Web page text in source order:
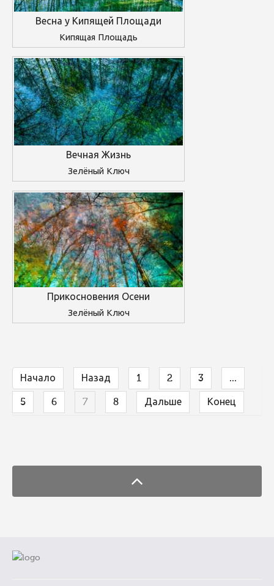
Весна у Кипящей Площади
Кипящая Площадь
Вечная Жизнь
Зелёный Ключ
Прикосновения Осени
Зелёный Ключ
Начало Назад 1 2 3 ...
5 6 7 8 Дальше Конец